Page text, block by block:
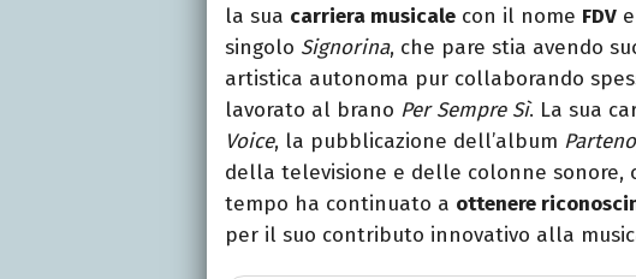
la sua carriera musicale con il nome FDV
singolo Signorina, che pare stia avendo
artistica autonoma pur collaborando
lavorato al brano Per Sempre Sì. La sua
Voice, la pubblicazione dell’album
della televisione e delle colonne sonore,
tempo ha continuato a ottenere
per il suo contributo innovativo alla